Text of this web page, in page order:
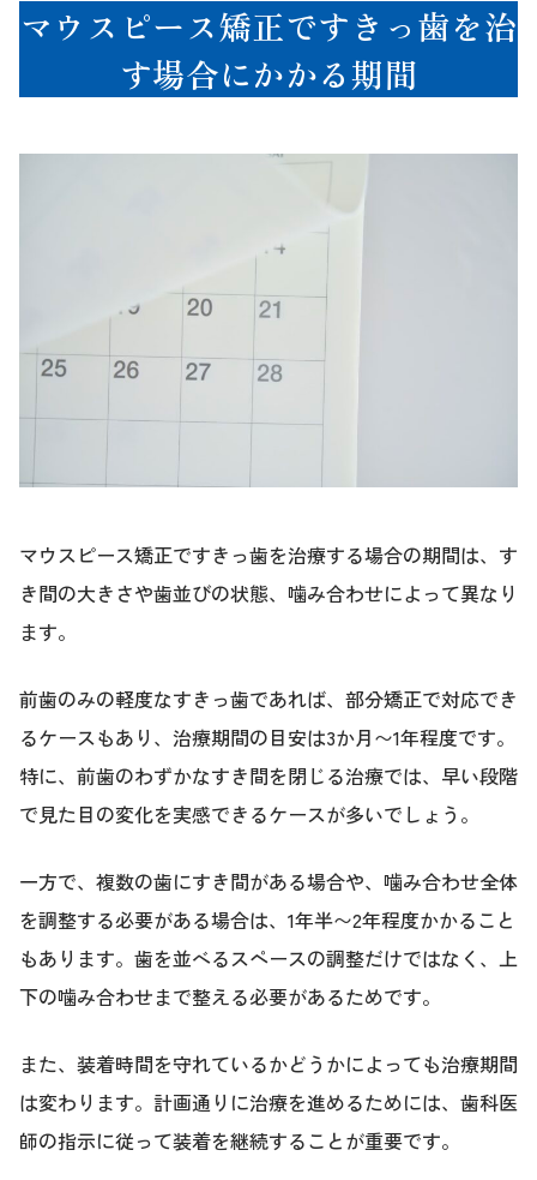
マウスピース矯正ですきっ歯を治
す場合にかかる期間
マウスピース矯正ですきっ歯を治療する場合の期間は、す
き間の大きさや歯並びの状態、噛み合わせによって異なり
ます。
前歯のみの軽度なすきっ歯であれば、部分矯正で対応でき
るケースもあり、治療期間の目安は3か月〜1年程度です。
特に、前歯のわずかなすき間を閉じる治療では、早い段階
で見た目の変化を実感できるケースが多いでしょう。
一方で、複数の歯にすき間がある場合や、噛み合わせ全体
を調整する必要がある場合は、1年半〜2年程度かかること
もあります。歯を並べるスペースの調整だけではなく、上
下の噛み合わせまで整える必要があるためです。
また、装着時間を守れているかどうかによっても治療期間
は変わります。計画通りに治療を進めるためには、歯科医
師の指示に従って装着を継続することが重要です。